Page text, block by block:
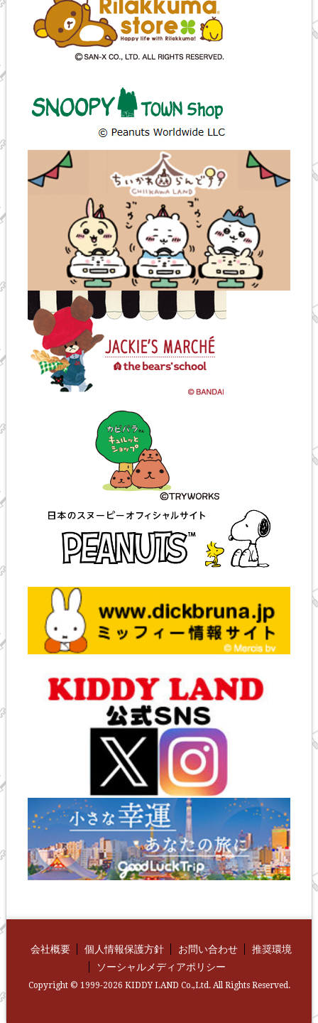
会社概要 個人情報保護方針 お問い合わせ
推奨環境
ソーシャルメディアポリシー
Copyright © 1999-2026 KIDDY LAND Co.,Ltd. All Rights Reserved.